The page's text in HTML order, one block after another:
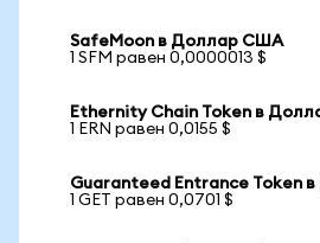
SafeMoon в Доллар США
1 SFM равен 0,0000013 $
Ethernity Chain Token в
1 ERN равен 0,0155 $
Guaranteed Entrance Token
1 GET равен 0,0701 $